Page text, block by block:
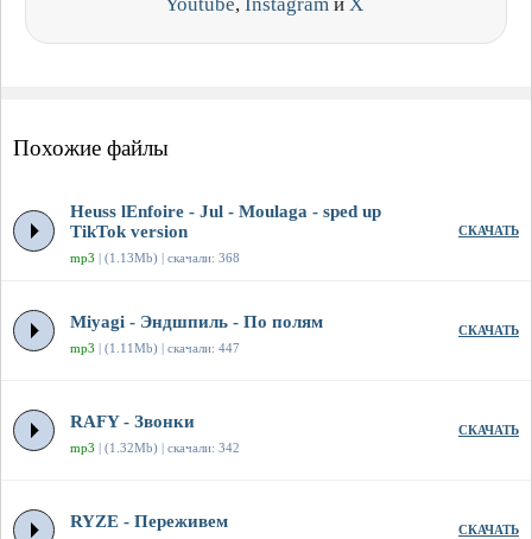
Youtube, Instagram и X
Похожие файлы
Heuss lEnfoirе - Jul - Moulaga - sped up
TikTok version
mp3 | (1.13Mb) | скачали: 368
СКАЧАТЬ
Miyagi - Эндшпиль - По полям
mp3 | (1.11Mb) | скачали: 447
СКАЧАТЬ
RAFY - Звонки
mp3 | (1.32Mb) | скачали: 342
СКАЧАТЬ
RYZE - Переживем СКАЧАТЬ